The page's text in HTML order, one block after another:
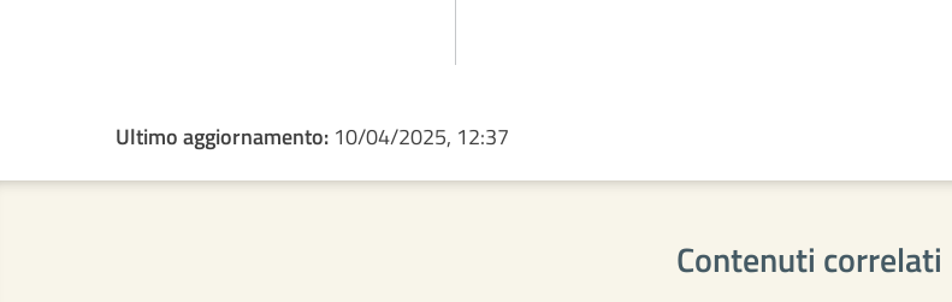
Ultimo aggiornamento: 10/04/2025, 12:37
Contenuti correlati